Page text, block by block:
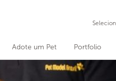
Adote um Pet Portfolio